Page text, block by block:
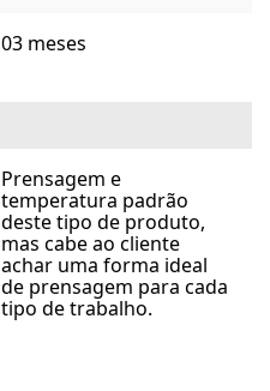
03 meses
Prensagem e
temperatura padrão
deste tipo de produto,
mas cabe ao cliente
achar uma forma ideal
de prensagem para cada
tipo de trabalho.